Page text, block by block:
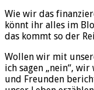
Wie wir das
könnt ihr alles im
das kommt so der
Wollen wir mit
ich sagen „nein“,
und Freunden